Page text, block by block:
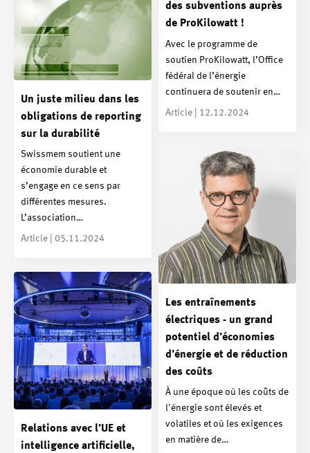
des subventions auprès
de ProKilowatt !
Avec le programme de
soutien ProKilowatt, l’Office
fédéral de l’énergie
continuera de soutenir en…
Article | 12.12.2024
Un juste milieu dans les
obligations de reporting
sur la durabilité
Swissmem soutient une
économie durable et
s’engage en ce sens par
différentes mesures.
L’association…
Article | 05.11.2024
Les entraînements
électriques - un grand
potentiel d’économies
d’énergie et de réduction
des coûts
À une époque où les coûts de
l'énergie sont élevés et
volatiles et où les exigences
en matière de…
Relations avec l’UE et
intelligence artificielle,